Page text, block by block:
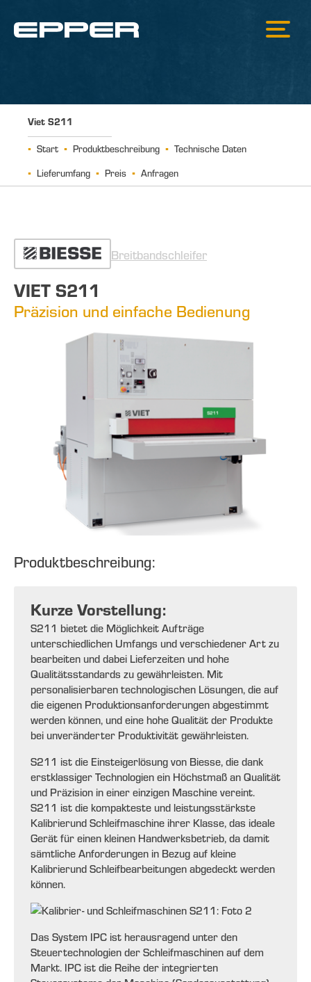
Viet S211
Start Produktbeschreibung
Technische Daten
Lieferumfang
Preis Anfragen
Breitbandschleifer
VIET S211
Präzision und einfache Bedienung
Produktbeschreibung:
Kurze Vorstellung:
S211 bietet die Möglichkeit Aufträge
unterschiedlichen Umfangs und verschiedener Art zu
bearbeiten und dabei Lieferzeiten und hohe
Qualitätsstandards zu gewährleisten. Mit
personalisierbaren technologischen Lösungen, die auf
die eigenen Produktionsanforderungen abgestimmt
werden können, und eine hohe Qualität der Produkte
bei unveränderter Produktivität gewährleisten.
S211 ist die Einsteigerlösung von Biesse, die dank
erstklassiger Technologien ein Höchstmaß an Qualität
und Präzision in einer einzigen Maschine vereint.
S211 ist die kompakteste und leistungsstärkste
Kalibrierund Schleifmaschine ihrer Klasse, das ideale
Gerät für einen kleinen Handwerksbetrieb, da damit
sämtliche Anforderungen in Bezug auf kleine
Kalibrierund Schleifbearbeitungen abgedeckt werden
können.
Das System IPC ist herausragend unter den
Steuertechnologien der Schleifmaschinen auf dem
Markt. IPC ist die Reihe der integrierten